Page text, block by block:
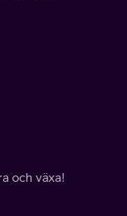
och växa!